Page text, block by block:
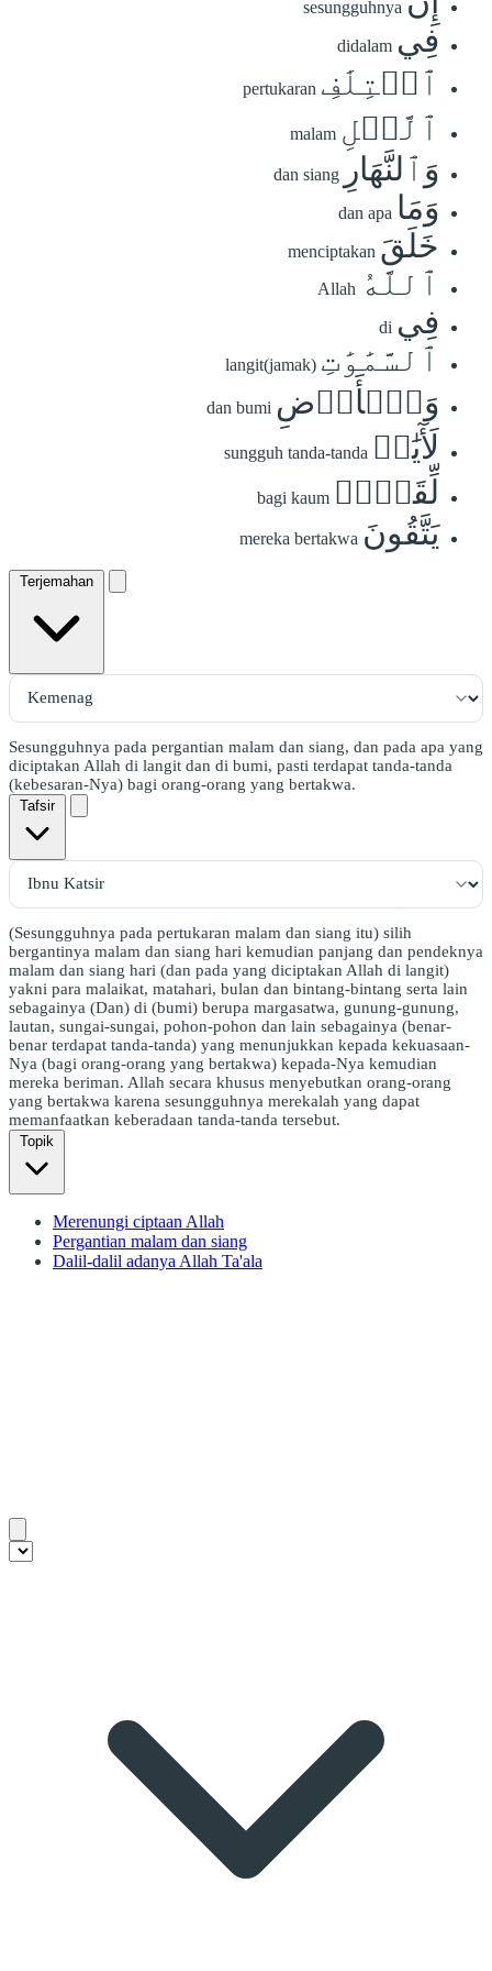
sesungguhnya
فِي didalam
ٱخۡتِلَٰفِ pertukaran
ٱلَّيۡلِ malam
وَٱلنَّهَارِ dan siang
وَمَا dan apa
خَلَقَ menciptakan
ٱللَّهُ Allah
فِي di
ٱلسَّمَٰوَٰتِ langit(jamak)
وَٱلۡأَرۡضِ dan bumi
لَأٓيَٰتٖ sungguh tanda-tanda
لِّقَوۡمٖ bagi kaum
يَتَّقُونَ mereka bertakwa
Terjemahan
Sesungguhnya pada pergantian malam dan siang, dan pada apa yang
diciptakan Allah di langit dan di bumi, pasti terdapat tanda-tanda
(kebesaran-Nya) bagi orang-orang yang bertakwa.
Tafsir
(Sesungguhnya pada pertukaran malam dan siang itu) silih
bergantinya malam dan siang hari kemudian panjang dan pendeknya
malam dan siang hari (dan pada yang diciptakan Allah di langit)
yakni para malaikat, matahari, bulan dan bintang-bintang serta lain
sebagainya (Dan) di (bumi) berupa margasatwa, gunung-gunung,
lautan, sungai-sungai, pohon-pohon dan lain sebagainya (benar-
benar terdapat tanda-tanda) yang menunjukkan kepada kekuasaan-
Nya (bagi orang-orang yang bertakwa) kepada-Nya kemudian
mereka beriman. Allah secara khusus menyebutkan orang-orang
yang bertakwa karena sesungguhnya merekalah yang dapat
memanfaatkan keberadaan tanda-tanda tersebut.
Topik
Merenungi ciptaan Allah
Pergantian malam dan siang
Dalil-dalil adanya Allah Ta'ala